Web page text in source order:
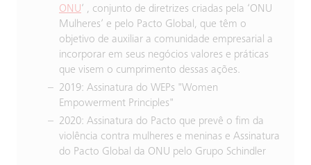
ONU’ , conjunto de diretrizes criadas pela ‘ONU
Mulheres’ e pelo Pacto Global, que têm o
objetivo de auxiliar a comunidade empresarial a
incorporar em seus negócios valores e práticas
que visem o cumprimento dessas ações.
2019: Assinatura do WEPs "Women
Empowerment Principles"
2020: Assinatura do Pacto que prevê o fim da
violência contra mulheres e meninas e Assinatura
do Pacto Global da ONU pelo Grupo Schindler